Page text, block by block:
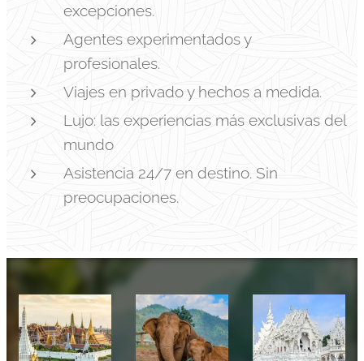
excepciones.
Agentes experimentados y
profesionales.
Viajes en privado y hechos a medida.
Lujo: las experiencias más exclusivas del
mundo
Asistencia 24/7 en destino. Sin
preocupaciones.